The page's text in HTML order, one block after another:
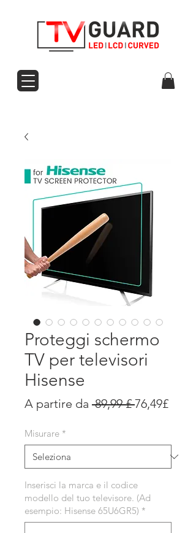
Proteggi schermo
TV per televisori
Hisense
A partire da 89,99 £ Prezzo
76,49£Prezzo
Misurare *
Inserisci la marca e il codice
modello del tuo televisore. (Ad
esempio: Hisense 65U6GR5) *